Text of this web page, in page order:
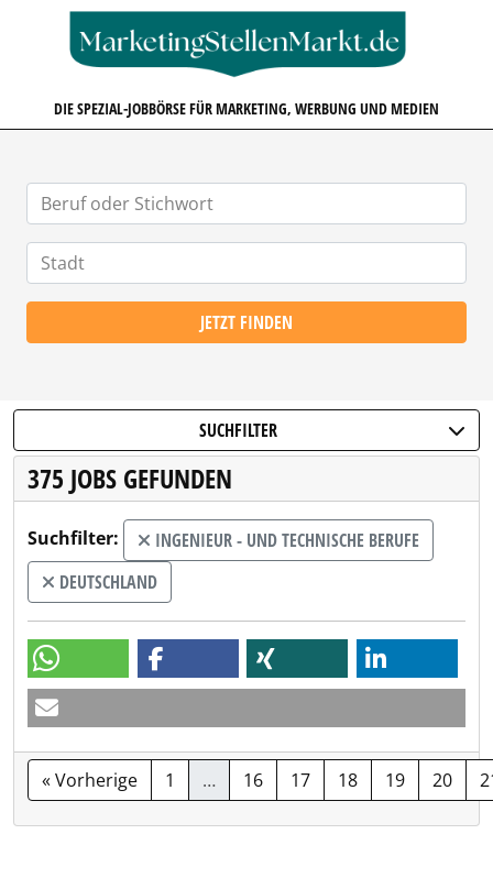
DIE SPEZIAL-JOBBÖRSE FÜR MARKETING, WERBUNG UND MEDIEN
JETZT FINDEN
SUCHFILTER
375 JOBS GEFUNDEN
Suchfilter:
INGENIEUR - UND TECHNISCHE BERUFE
DEUTSCHLAND
« Vorherige 1 … 16 17 18 19 20